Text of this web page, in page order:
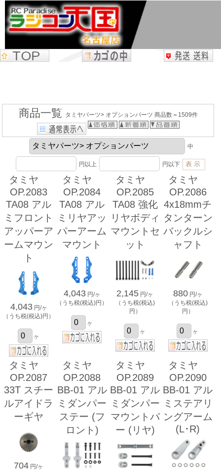
商品一覧 タミヤパーツ> オプションパーツ 商品数＝1509件
中
円以上 円以下
タミヤ
OP.2083
TA08 アル
ミフロント
アッパーア
ームマウン
ト
4,043 円/ヶ
（うち税(税込)円）
ヶ
タミヤ
OP.2084
TA08 アル
ミリヤアッ
パーアーム
マウント
4,043 円/ヶ
（うち税(税込)円）
ヶ
タミヤ
OP.2085
TA08 強化
リヤボディ
マウントセ
ット
2,145 円/ヶ
（うち税(税込)
円）
ヶ
タミヤ
OP.2086
4x18mmチ
タンターン
バックルシ
ャフト
880 円/ヶ
（うち税(税込)
円）
ヶ
タミヤ
OP.2087
33T スチー
ルアイドラ
ーギヤ
704 円/ヶ
タミヤ
OP.2088
BB-01 アル
ミダンパー
ステー (フ
ロント)
タミヤ
OP.2089
BB-01 アル
ミダンパー
マウントバ
ー (リヤ)
タミヤ
OP.2090
BB-01 アル
ミステアリ
ングアーム
(L･R)